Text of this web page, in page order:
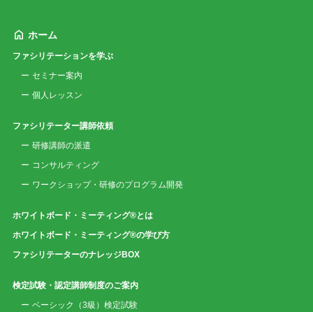
ホーム
ファシリテーションを学ぶ
セミナー案内
個人レッスン
ファシリテーター講師依頼
研修講師の派遣
コンサルティング
ワークショップ・研修のプログラム開発
ホワイトボード・ミーティング®とは
ホワイトボード・ミーティング®の学び方
ファシリテーターのナレッジBOX
検定試験・認定講師制度のご案内
ベーシック（3級）検定試験